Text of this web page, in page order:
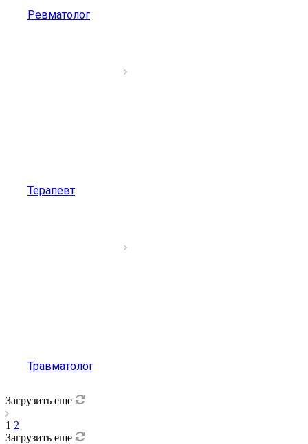
Ревматолог
Терапевт
Травматолог
Загрузить еще
1 2
Загрузить еще